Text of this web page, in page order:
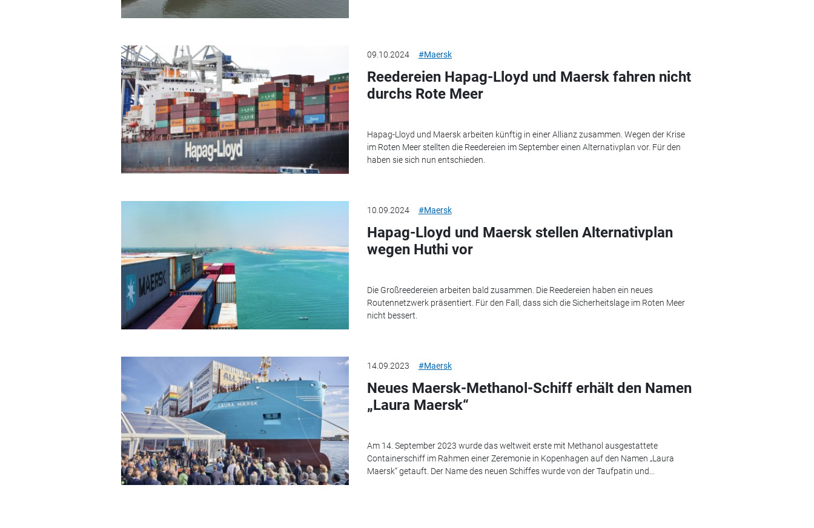
09.10.2024 #Maersk
Reedereien Hapag-Lloyd und Maersk fahren nicht
durchs Rote Meer
Hapag-Lloyd und Maersk arbeiten künftig in einer Allianz zusammen. Wegen der Krise
im Roten Meer stellten die Reedereien im September einen Alternativplan vor. Für den
haben sie sich nun entschieden.
10.09.2024 #Maersk
Hapag-Lloyd und Maersk stellen Alternativplan
wegen Huthi vor
Die Großreedereien arbeiten bald zusammen. Die Reedereien haben ein neues
Routennetzwerk präsentiert. Für den Fall, dass sich die Sicherheitslage im Roten Meer
nicht bessert.
14.09.2023 #Maersk
Neues Maersk-Methanol-Schiff erhält den Namen
„Laura Maersk“
Am 14. September 2023 wurde das weltweit erste mit Methanol ausgestattete
Containerschiff im Rahmen einer Zeremonie in Kopenhagen auf den Namen „Laura
Maersk“ getauft. Der Name des neuen Schiffes wurde von der Taufpatin und...